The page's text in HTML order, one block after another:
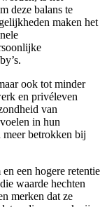
deze balans te
maken het
ook tot minder
en privéleven
van
in hun
betrokken bij
een hogere retentie
waarde hechten
merken dat ze